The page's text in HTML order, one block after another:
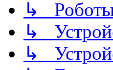
↳ Роботы
↳
↳